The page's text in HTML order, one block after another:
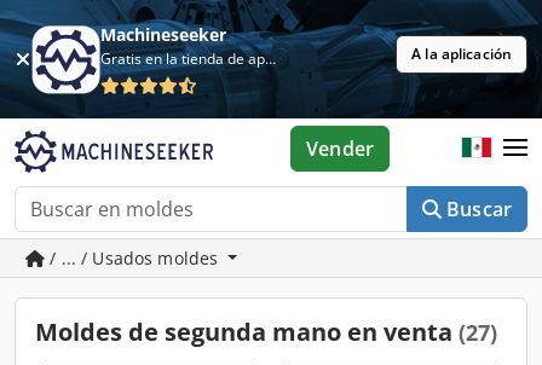
Machineseeker
Gratis en la tienda de aplicaciones A la aplicación
Buscar
Vender
/ ... / Usados moldes
Moldes de segunda mano en venta (27)